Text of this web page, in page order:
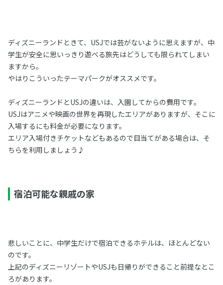
ディズニーランドときて、USJでは芸がないように思えますが、中
学生が安全に思いっきり遊べる旅先はどうしても限られてしまい
ますから。
やはりこういったテーマパークがオススメです。
ディズニーランドとUSJの違いは、入園してからの費用です。
USJはアニメや映画の世界を再現したエリアがありますが、そこに
入場するにも料金が必要になります。
エリア入場付きチケットなどもあるので目当てがある場合は、そ
ちらを利用しましょう♪
宿泊可能な親戚の家
悲しいことに、中学生だけで宿泊できるホテルは、ほとんどない
のです。
上記のディズニーリゾートやUSJも日帰りができること前提なとこ
ろがあります。